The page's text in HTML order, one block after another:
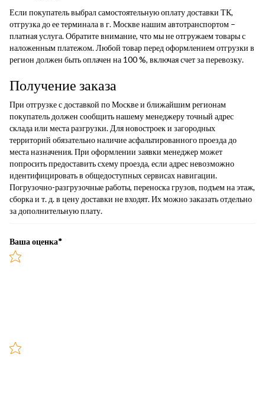
Если покупатель выбрал самостоятельную оплату доставки ТК,
отгрузка до ее терминала в г. Москве нашим автотранспортом –
платная услуга. Обратите внимание, что мы не отгружаем товары с
наложенным платежом. Любой товар перед оформлением отгрузки в
регион должен быть оплачен на 100 %, включая счет за перевозку.
Получение заказа
При отгрузке с доставкой по Москве и ближайшим регионам
покупатель должен сообщить нашему менеджеру точный адрес
склада или места разгрузки. Для новостроек и загородных
территорий обязательно наличие асфальтированного проезда до
места назначения. При оформлении заявки менеджер может
попросить предоставить схему проезда, если адрес невозможно
идентифицировать в общедоступных сервисах навигации.
Погрузочно-разгрузочные работы, переноска грузов, подъем на этаж,
сборка и т. д. в цену доставки не входят. Их можно заказать отдельно
за дополнительную плату.
Ваша оценка*